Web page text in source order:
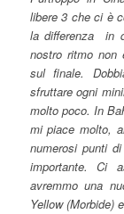
libere 3 che ci è
la differenza in
nostro ritmo non
sul finale.
sfruttare ogni
molto poco. In
mi piace molto,
numerosi punti
importante. Ci
avremmo una
Yellow (Morbide)